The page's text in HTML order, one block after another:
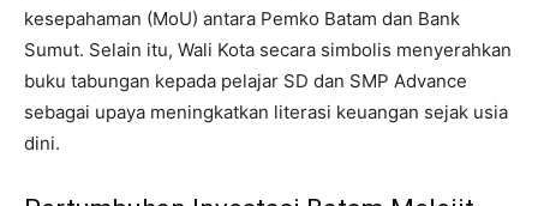
kesepahaman (MoU) antara Pemko Batam dan Bank
Sumut. Selain itu, Wali Kota secara simbolis menyerahkan
buku tabungan kepada pelajar SD dan SMP Advance
sebagai upaya meningkatkan literasi keuangan sejak usia
dini.